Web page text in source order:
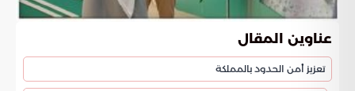
عناوين المقال
تعزيز أمن الحدود بالمملكة